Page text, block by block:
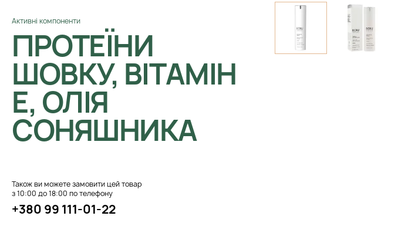
Активні компоненти
ПРОТЕЇНИ
ШОВКУ, ВІТАМІН
Е, ОЛІЯ
СОНЯШНИКА
Також ви можете замовити цей товар
з 10:00 до 18:00 по телефону
+380 99 111-01-22